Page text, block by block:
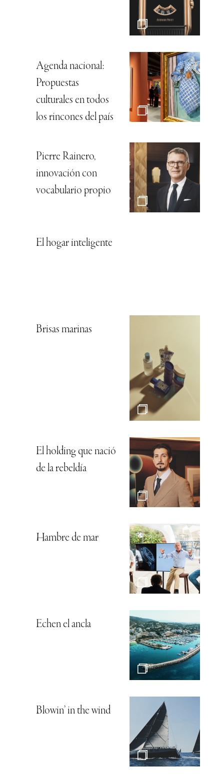
Agenda nacional:
Propuestas
culturales en todos
los rincones del país
Pierre Rainero,
innovación con
vocabulario propio
El hogar inteligente
Brisas marinas
El holding que nació
de la rebeldía
Hambre de mar
Echen el ancla
Blowin’ in the wind